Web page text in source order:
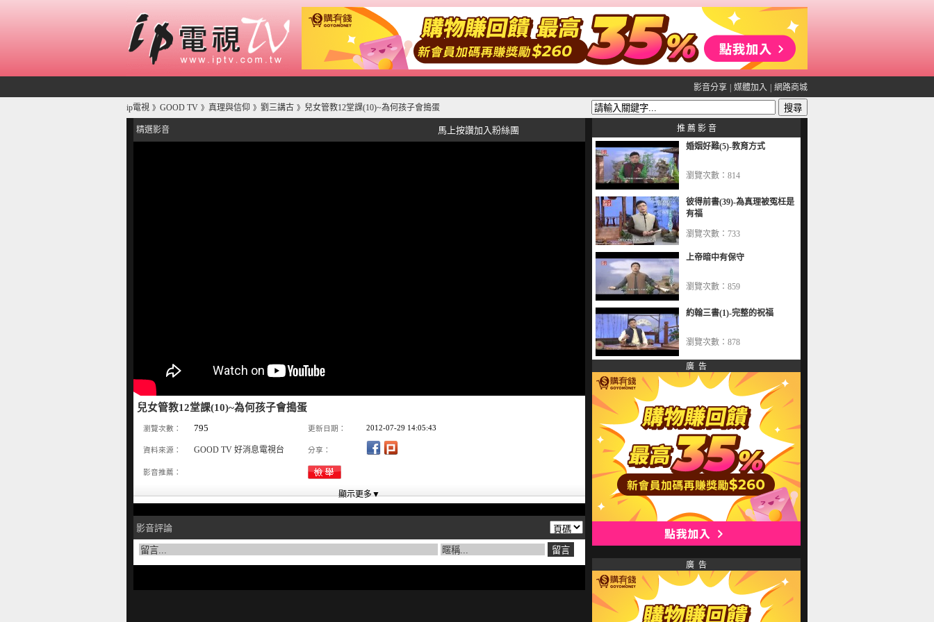
影音分享 媒體加入 網路商城
ip電視 》 GOOD TV 》 真理與信仰 》 劉三講古 》 兒女管教12堂課(10)~為何孩子會搗蛋
精選影音 馬上按讚加入粉絲團
兒女管教12堂課(10)~為何孩子會搗蛋
瀏覽次數： 795 更新日期： 2012-07-29 14:05:43
資料來源： GOOD TV 好消息電視台 分享：
影音推薦：
影音評論
推 薦 影 音
婚姻好難(5)-教育方式
瀏覽次數：814
彼得前書(39)-為真理被冤枉是
有福
瀏覽次數：733
上帝暗中有保守
瀏覽次數：859
約翰三書(1)-完整的祝福
瀏覽次數：878
廣 告
廣 告